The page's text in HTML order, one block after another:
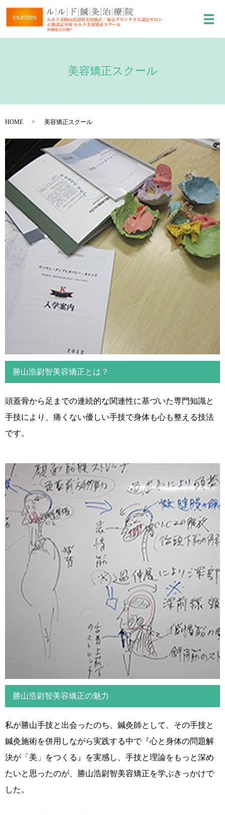
美容矯正スクール
HOME 美容矯正スクール
勝山浩尉智美容矯正とは？
頭蓋骨から足までの連続的な関連性に基づいた専門知識と
手技により、痛くない優しい手技で身体も心も整える技法
です。
勝山浩尉智美容矯正の魅力
私が勝山手技と出会ったのち、鍼灸師として、その手技と
鍼灸施術を併用しながら実践する中で『心と身体の問題解
決が「美」をつくる』を実感し、手技と理論をもっと深め
たいと思ったのが、勝山浩尉智美容矯正を学ぶきっかけで
した。